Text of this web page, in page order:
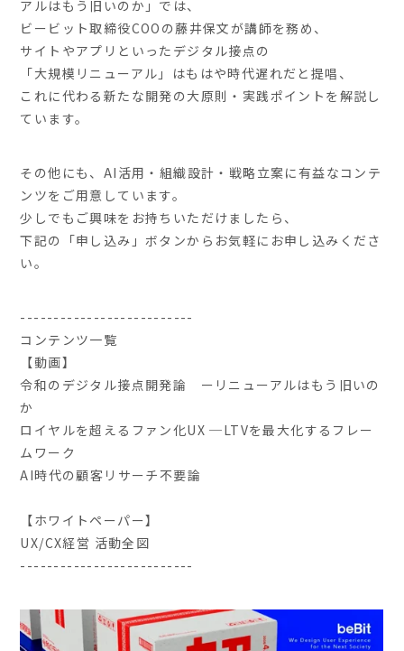
アルはもう旧いのか」では、
ビービット取締役COOの藤井保文が講師を務め、
サイトやアプリといったデジタル接点の
「大規模リニューアル」はもはや時代遅れだと提唱、
これに代わる新たな開発の大原則・実践ポイントを解説し
ています。
その他にも、AI活用・組織設計・戦略立案に有益なコンテ
ンツをご用意しています。
少しでもご興味をお持ちいただけましたら、
下記の「申し込み」ボタンからお気軽にお申し込みくださ
い。
--------------------------
コンテンツ一覧
【動画】
令和のデジタル接点開発論 ーリニューアルはもう旧いの
か
ロイヤルを超えるファン化UX ─LTVを最大化するフレー
ムワーク
AI時代の顧客リサーチ不要論
【ホワイトペーパー】
UX/CX経営 活動全図
--------------------------